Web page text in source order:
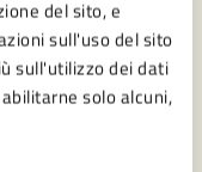
del sito, e
sull'uso del sito
sull'utilizzo dei dati
solo alcuni,
una misura a